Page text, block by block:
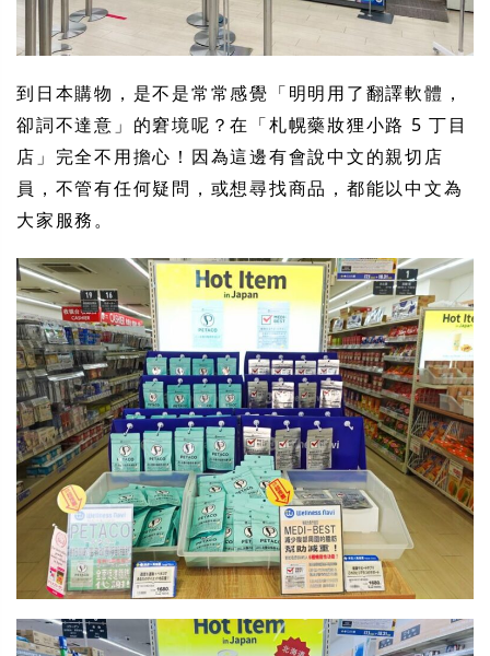
到日本購物，是不是常常感覺「明明用了翻譯軟體，
卻詞不達意」的窘境呢？在「札幌藥妝狸小路 5 丁目
店」完全不用擔心！因為這邊有會說中文的親切店
員，不管有任何疑問，或想尋找商品，都能以中文為
大家服務。